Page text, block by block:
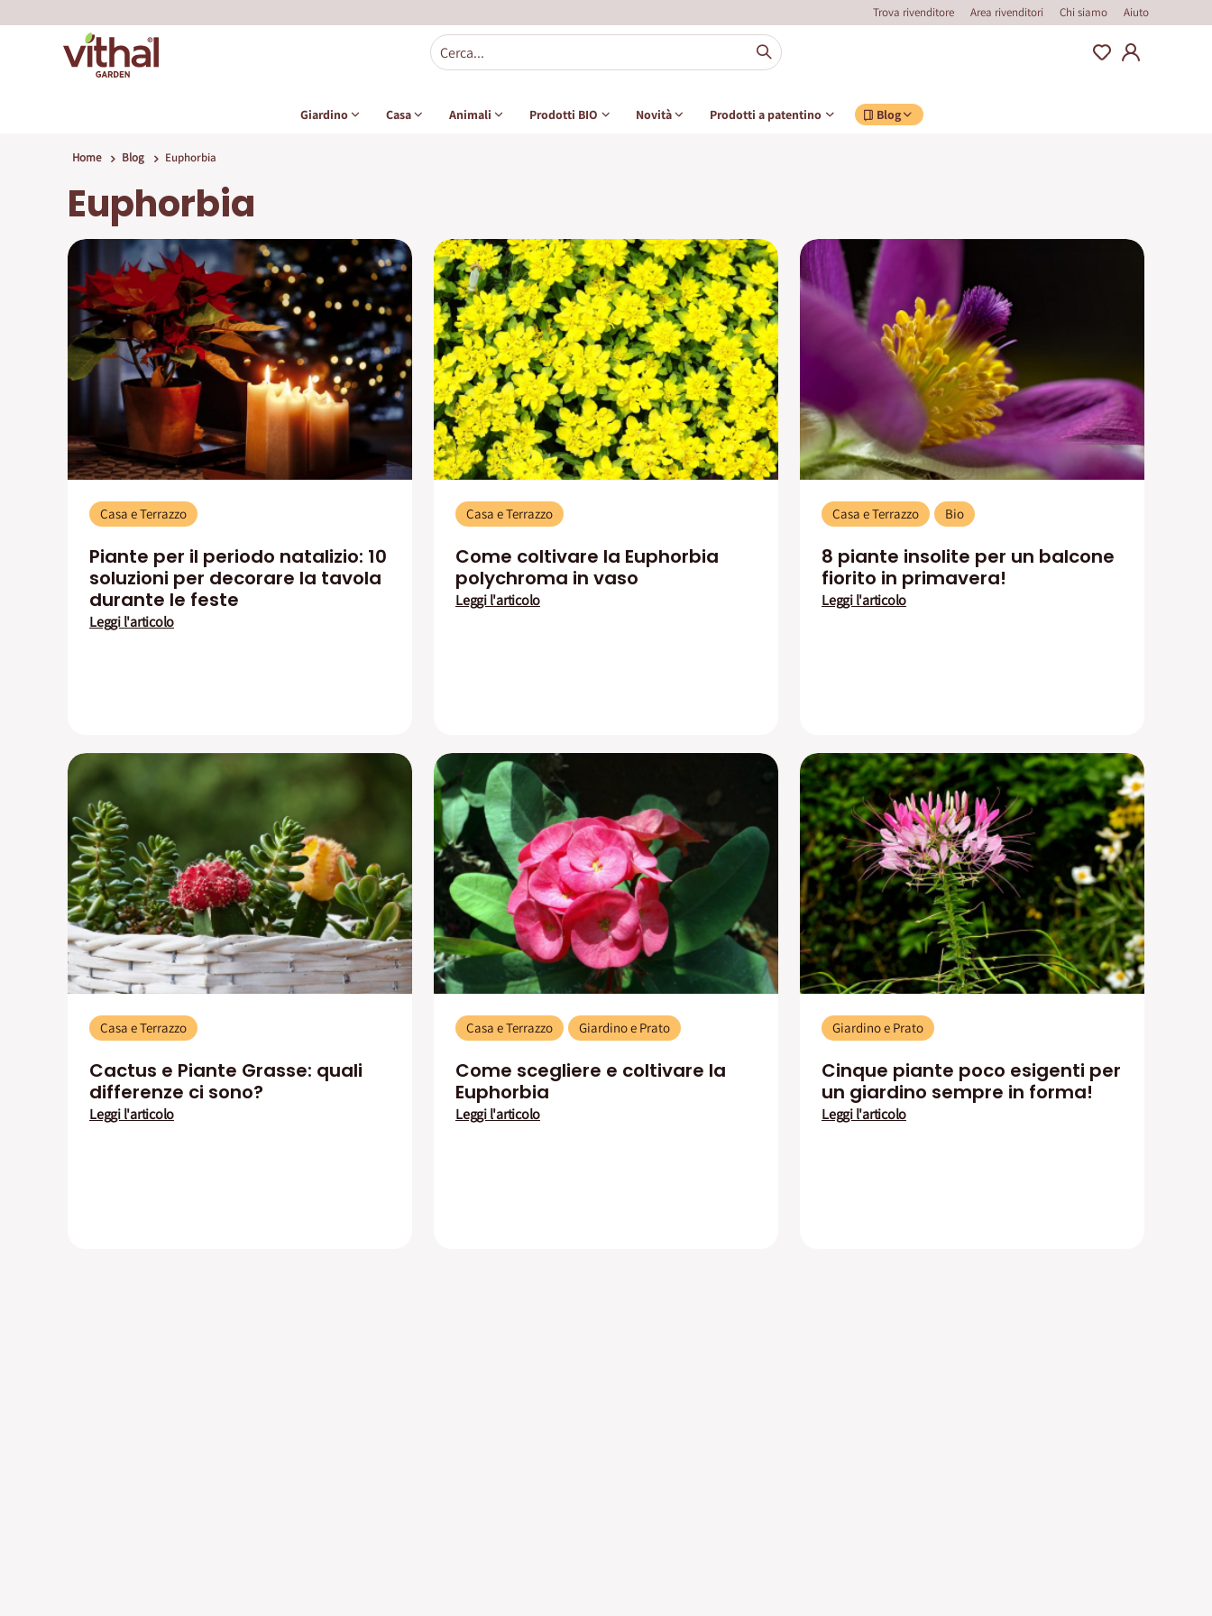
Trova rivenditore Area rivenditori Chi siamo Aiuto
Giardino Casa Animali Prodotti BIO Novità Prodotti a patentino Blog
Home Blog Euphorbia
Euphorbia
Casa e Terrazzo
Piante per il periodo natalizio: 10
soluzioni per decorare la tavola
durante le feste
Leggi l'articolo
Casa e Terrazzo
Come coltivare la Euphorbia
polychroma in vaso
Leggi l'articolo
Casa e Terrazzo Bio
8 piante insolite per un balcone
fiorito in primavera!
Leggi l'articolo
Casa e Terrazzo
Cactus e Piante Grasse: quali
differenze ci sono?
Leggi l'articolo
Casa e Terrazzo Giardino e Prato
Come scegliere e coltivare la
Euphorbia
Leggi l'articolo
Giardino e Prato
Cinque piante poco esigenti per
un giardino sempre in forma!
Leggi l'articolo